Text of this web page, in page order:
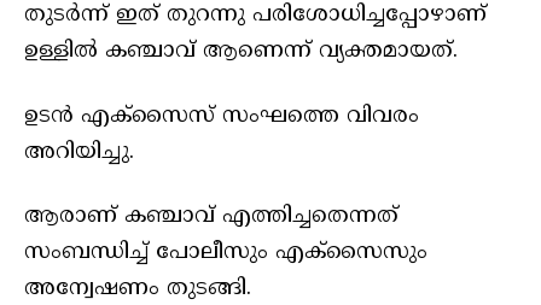
തുടർന്ന് ഇത് തുറന്നു പരിശോധിച്ചപ്പോഴാണ്
ഉള്ളിൽ കഞ്ചാവ് ആണെന്ന് വ്യക്തമായത്.
ഉടൻ എക്സൈസ് സംഘത്തെ വിവരം
അറിയിച്ചു.
ആരാണ് കഞ്ചാവ് എത്തിച്ചതെന്നത്
സംബന്ധിച്ച് പോലീസും എക്സൈസും
അന്വേഷണം തുടങ്ങി.